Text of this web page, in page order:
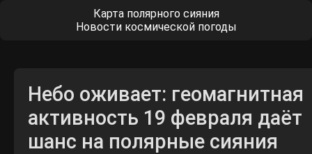
Карта полярного сияния
Новости космической погоды
Небо оживает: геомагнитная
активность 19 февраля даёт
шанс на полярные сияния